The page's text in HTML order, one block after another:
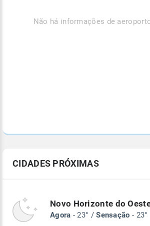
Não há informações de
CIDADES PRÓXIMAS
Novo Horizonte do
Agora - 23° /Sensação - 23°